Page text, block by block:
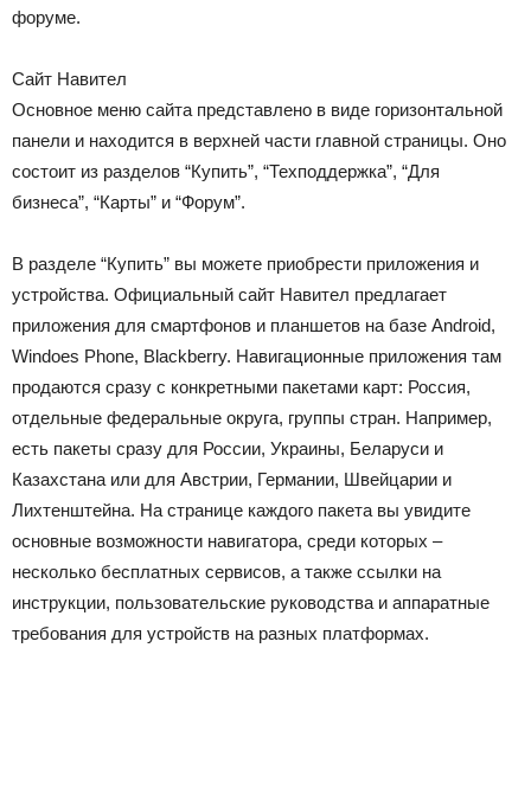
форуме.
Сайт Навител
Основное меню сайта представлено в виде горизонтальной
панели и находится в верхней части главной страницы. Оно
состоит из разделов “Купить”, “Техподдержка”, “Для
бизнеса”, “Карты” и “Форум”.
В разделе “Купить” вы можете приобрести приложения и
устройства. Официальный сайт Навител предлагает
приложения для смартфонов и планшетов на базе Android,
Windoes Phone, Blackberry. Навигационные приложения там
продаются сразу с конкретными пакетами карт: Россия,
отдельные федеральные округа, группы стран. Например,
есть пакеты сразу для России, Украины, Беларуси и
Казахстана или для Австрии, Германии, Швейцарии и
Лихтенштейна. На странице каждого пакета вы увидите
основные возможности навигатора, среди которых –
несколько бесплатных сервисов, а также ссылки на
инструкции, пользовательские руководства и аппаратные
требования для устройств на разных платформах.